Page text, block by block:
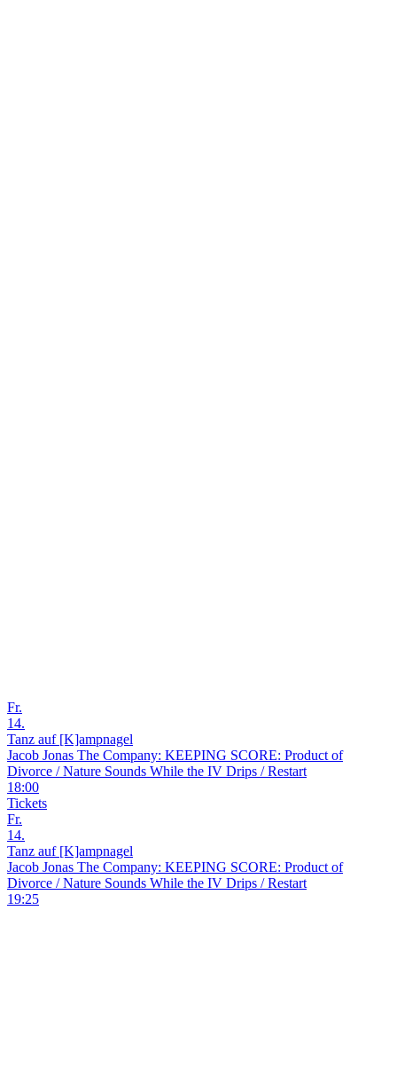
Fr.
14.
Tanz auf [K]ampnagel
Jacob Jonas The Company: KEEPING SCORE: Product of
Divorce / Nature Sounds While the IV Drips / Restart
18:00
Tickets
Fr.
14.
Tanz auf [K]ampnagel
Jacob Jonas The Company: KEEPING SCORE: Product of
Divorce / Nature Sounds While the IV Drips / Restart
19:25